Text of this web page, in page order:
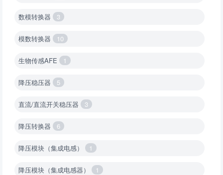
数模转换器 3
模数转换器 10
生物传感AFE 1
降压稳压器 5
直流/直流开关稳压器 3
降压转换器 6
降压模块（集成电感） 1
降压模块（集成电感器） 1